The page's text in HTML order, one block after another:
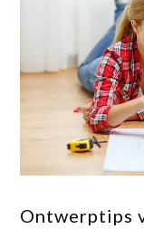
Ontwerptips